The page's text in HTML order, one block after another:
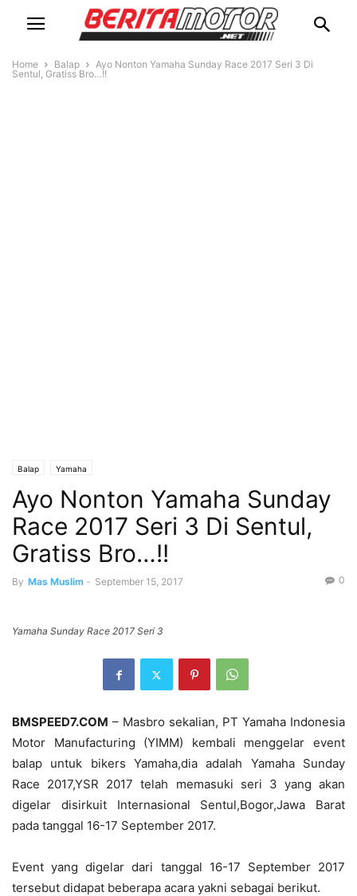
Home Balap
Ayo Nonton Yamaha Sunday Race 2017 Seri 3 Di
Sentul, Gratiss Bro…!!
Balap Yamaha
Ayo Nonton Yamaha Sunday
Race 2017 Seri 3 Di Sentul,
Gratiss Bro…!!
By Mas Muslim - September 15, 2017 0
Yamaha Sunday Race 2017 Seri 3
BMSPEED7.COM – Masbro sekalian, PT Yamaha Indonesia
Motor Manufacturing (YIMM) kembali menggelar event
balap untuk bikers Yamaha,dia adalah Yamaha Sunday
Race 2017,YSR 2017 telah memasuki seri 3 yang akan
digelar disirkuit Internasional Sentul,Bogor,Jawa Barat
pada tanggal 16-17 September 2017.
Event yang digelar dari tanggal 16-17 September 2017
tersebut didapat beberapa acara yakni sebagai berikut.